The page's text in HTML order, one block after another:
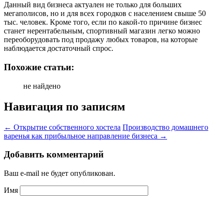
Данный вид бизнеса актуален не только для больших
мегаполисов, но и для всех городков с населением свыше 50
тыс. человек. Кроме того, если по какой-то причине бизнес
станет нерентабельным, спортивный магазин легко можно
переоборудовать под продажу любых товаров, на которые
наблюдается достаточный спрос.
Похожие статьи:
не найдено
Навигация по записям
← Открытие собственного хостела Производство домашнего
варенья как прибыльное направление бизнеса →
Добавить комментарий
Ваш e-mail не будет опубликован.
Имя